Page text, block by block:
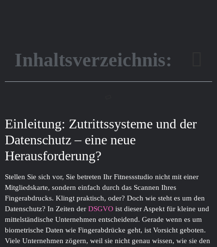
Inhaltsverzeichnis:
Einleitung: Zutrittssysteme und der
Datenschutz – eine neue
Herausforderung?
Stellen Sie sich vor, Sie betreten Ihr Fitnessstudio nicht mit einer
Mitgliedskarte, sondern einfach durch das Scannen Ihres
Fingerabdrucks. Klingt praktisch, oder? Doch wie steht es um den
Datenschutz? In Zeiten der DSGVO ist dieser Aspekt für kleine und
mittelständische Unternehmen entscheidend. Gerade wenn es um
biometrische Daten wie Fingerabdrücke geht, ist Vorsicht geboten.
Viele Unternehmen zögern, weil sie nicht genau wissen, wie sie den